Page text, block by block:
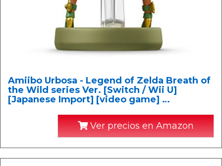
Amiibo Urbosa - Legend of Zelda Breath of
the Wild series Ver. [Switch / Wii U]
[Japanese Import] [video game] …
Ver precios en Amazon